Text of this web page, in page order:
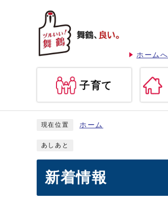
ホームへ
子育て
現在位置 ホーム
あしあと
新着情報